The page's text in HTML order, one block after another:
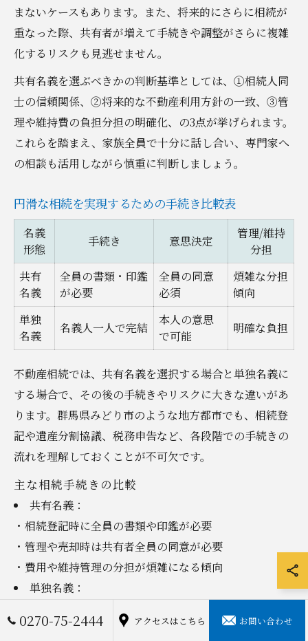
まないケースもあります。また、将来的にさらに相続が
重なった際、共有者が増えて手続きや調整がさらに複雑
化するリスクも見逃せません。
共有名義を選ぶべきかの判断基準としては、①相続人同
士の信頼関係、②将来的な不動産利用方針の一致、③管
理や維持費の負担分担の明確化、の3点が挙げられます。
これらを踏まえ、家族全員で十分に話し合い、専門家へ
の相談も活用しながら慎重に判断しましょう。
円滑な相続を実現するための手続き比較表
名義
形態
手続き 意思決定
管理/維持
分担
共有
名義
全員の書類・印鑑
が必要
全員の同意
必須
煩雑な分担
傾向
単独
名義
名義人一人で完結
本人の意思
で可能
明確な負担
不動産相続では、共有名義を選択する場合と単独名義に
する場合で、その後の手続きやリスクに大きな違いがあ
ります。群馬県みどり市のような地方都市でも、相続登
記や遺産分割協議、税務申告など、各段階での手続きの
流れを理解しておくことが不可欠です。
主な相続手続きの比較
共有名義：
・相続登記時に全員の書類や印鑑が必要
・管理や売却時は共有者全員の同意が必要
・費用や維持管理の分担が煩雑になる傾向
単独名義：
・トラブルや調整が発生しにくい
0270-75-2444 アクセスはこちら お問い合わせ